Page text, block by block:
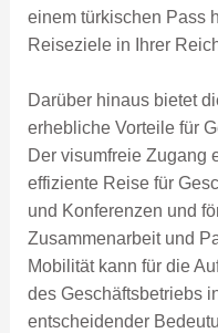
einem türkischen Pass
Reiseziele in Ihrer
Darüber hinaus bietet
erhebliche Vorteile für
Der visumfreie Zugang
effiziente Reise für
und Konferenzen und
Zusammenarbeit und
Mobilität kann für die
des Geschäftsbetriebs
entscheidender